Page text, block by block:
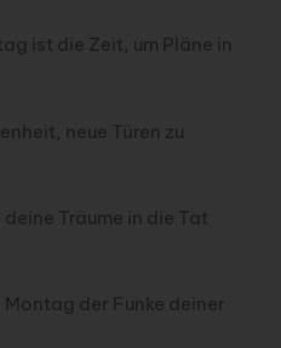
ist die Zeit, um Pläne in
neue Türen zu
Träume in die Tat
Montag der Funke deiner